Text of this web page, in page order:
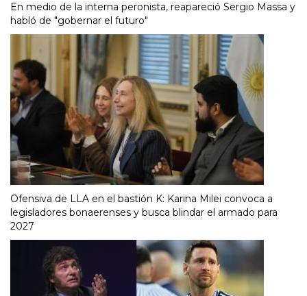
En medio de la interna peronista, reapareció Sergio Massa y
habló de "gobernar el futuro"
Ofensiva de LLA en el bastión K: Karina Milei convoca a
legisladores bonaerenses y busca blindar el armado para
2027